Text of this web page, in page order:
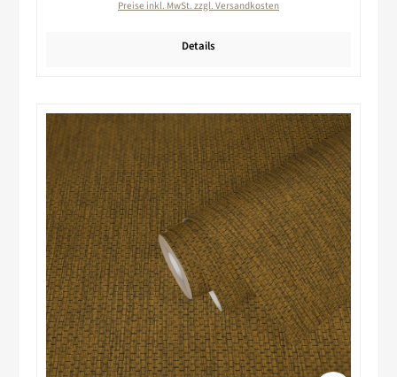
Preise inkl. MwSt. zzgl. Versandkosten
Details